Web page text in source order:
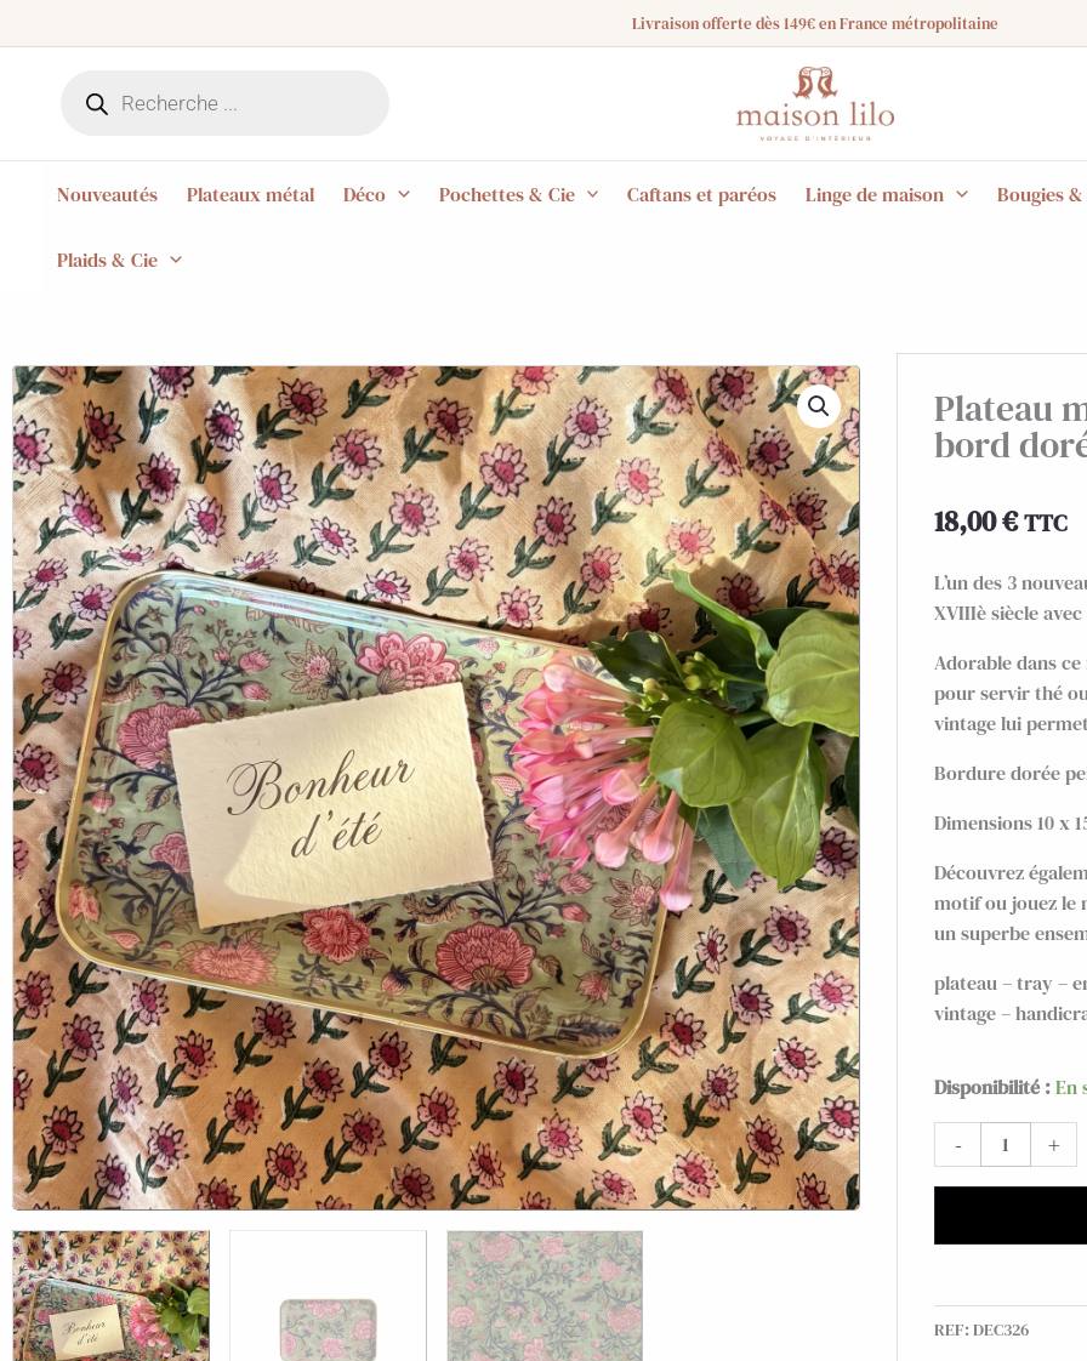
au
Livraison offerte dès 149€ en France métropolitaine
produits
Nouveautés Plateaux métal Déco Pochettes & Cie Caftans et paréos Linge de maison Bougies
Plaids & Cie
Plateau
bord
18,00€TTC
L’un des 3
XVIIIè siècle
Adorable dans
pour servir thé
vintage lui
Bordure dorée
Dimensions 10 x
Découvrez
motif ou jouez le
un superbe
plateau – tray –
vintage –
Disponibilité :En
-
quantité
de
Plateau
Chambord
bord
doré
+
REF:DEC326